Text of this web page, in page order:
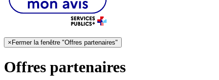
× Fermer la fenêtre "Offres partenaires"
Offres partenaires